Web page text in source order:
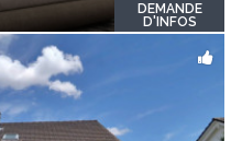
DEMANDE
D'INFOS